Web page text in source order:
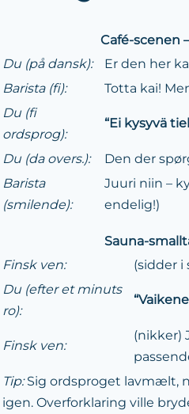
Café-scenen
Du (på dansk):
Er den her
Barista (fi):
Totta kai!
Du (fi
ordsprog):
“Ei kysyvä
Du (da overs.):
Den der
Barista
(smilende):
Juuri niin –
endelig!)
Sauna-
Finsk ven:
(sidder i
Du (efter et minuts
ro):
Finsk ven:
(nikker)
Tip:Sig ordsproget lavmælt,
igen. Overforklaring ville